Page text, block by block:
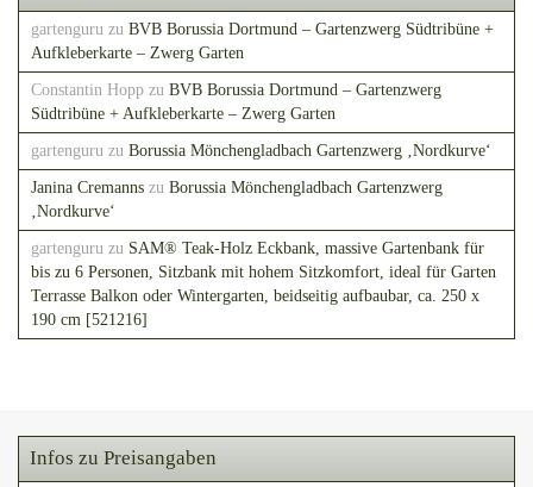
gartenguru zu BVB Borussia Dortmund – Gartenzwerg Südtribüne +
Aufkleberkarte – Zwerg Garten
Constantin Hopp zu BVB Borussia Dortmund – Gartenzwerg
Südtribüne + Aufkleberkarte – Zwerg Garten
gartenguru zu Borussia Mönchengladbach Gartenzwerg ‚Nordkurve‘
Janina Cremanns zu Borussia Mönchengladbach Gartenzwerg
‚Nordkurve‘
gartenguru zu SAM® Teak-Holz Eckbank, massive Gartenbank für
bis zu 6 Personen, Sitzbank mit hohem Sitzkomfort, ideal für Garten
Terrasse Balkon oder Wintergarten, beidseitig aufbaubar, ca. 250 x
190 cm [521216]
Infos zu Preisangaben